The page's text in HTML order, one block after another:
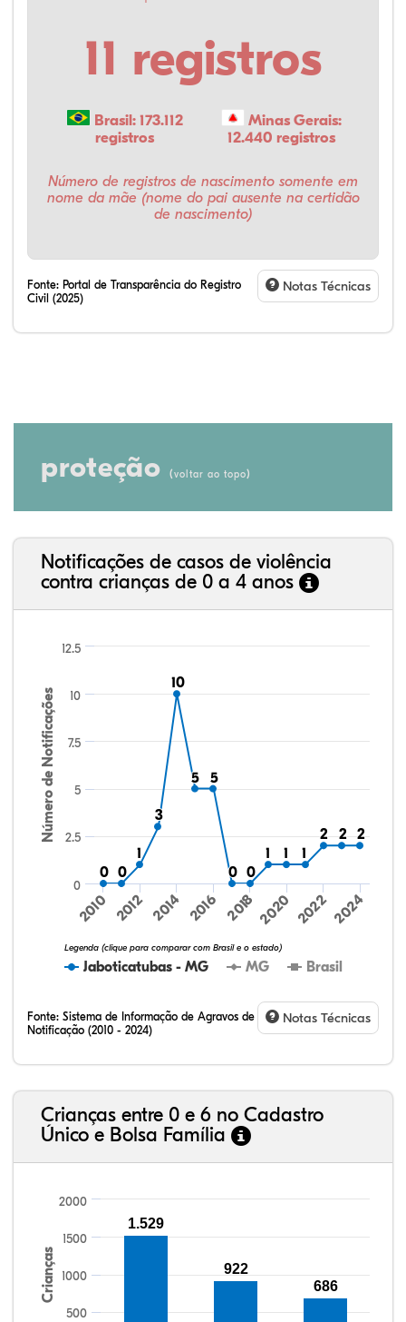
11 registros
Brasil: 173.112
registros
Minas Gerais:
12.440 registros
Número de registros de nascimento somente em
nome da mãe (nome do pai ausente na certidão
de nascimento)
Fonte: Portal de Transparência do Registro
Civil (2025)
Notas Técnicas
proteção (voltar ao topo)
Notificações de casos de violência
contra crianças de 0 a 4 anos
Número de Notificações
0
0 0
0
11
3
3
10
10
5
5 5
5
0
0 0
0
11 11 11
2
2 2
2 2
2
Jaboticatubas - MG MG Brasil
Legenda (clique para comparar com Brasil e o estado)
2010 2012 2014 2016 2018 2020 2022 2024
0
2.5
5
7.5
10
12.5
Fonte: Sistema de Informação de Agravos de
Notificação (2010 - 2024)
Notas Técnicas
Crianças entre 0 e 6 no Cadastro
Único e Bolsa Família
Crianças
500
1000
1500
2000
1.529
922
686
31,88%
12,79%
0,59%
53,16%
0,20%
1,38%
32,57%
9,24%
0,46%
54,88%
1,27%
1,56%